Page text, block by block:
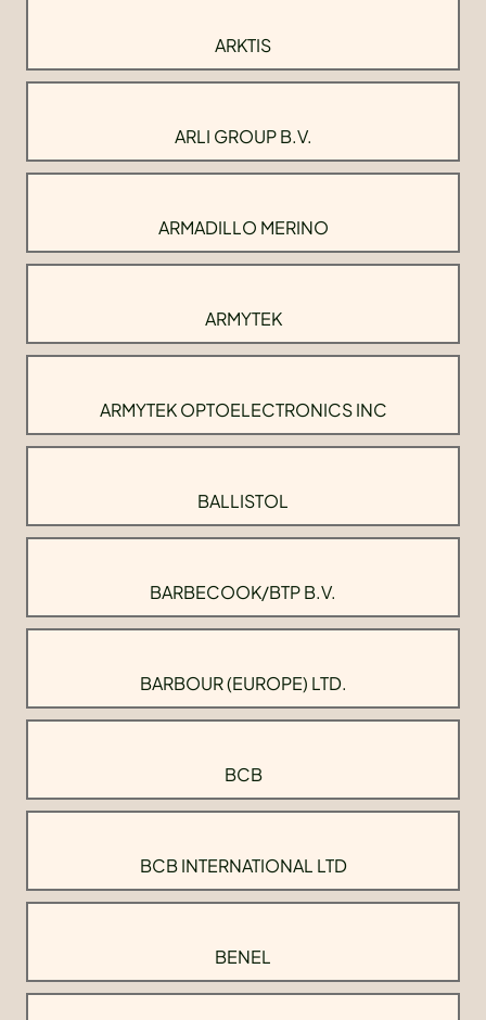
ARKTIS
ARLI GROUP B.V.
ARMADILLO MERINO
ARMYTEK
ARMYTEK OPTOELECTRONICS INC
BALLISTOL
BARBECOOK/BTP B.V.
BARBOUR (EUROPE) LTD.
BCB
BCB INTERNATIONAL LTD
BENEL